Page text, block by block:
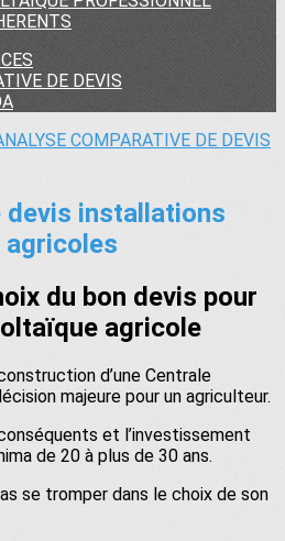
DE DEVIS
COMPARATIVE DE DEVIS
devis installations
du bon devis pour
agricole
d’une Centrale
majeure pour un agriculteur.
et l’investissement
de 20 à plus de 30 ans.
se tromper dans le choix de son